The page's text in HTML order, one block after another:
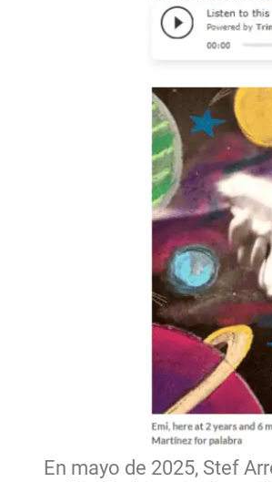
En mayo de 2025, Stef